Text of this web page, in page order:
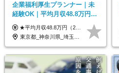
企業福利厚生プランナー｜未
経験OK｜平均月収48.8万円｜
リモートOK｜残業ほぼなし｜
転勤なし｜女性活躍中
★平均月収48.8万円（2025年度実績） ★安心の固定給＋賞与年2回＋インセンティブ！手当も充実 月給21万円～23万円＋諸手当＋インセンティブ＋賞与年2回 ※給与は年間平均の税込定例給与です。賞与は含みません。 ※約3週間の研修期間中は日当8000円を支給いたします。 ※試用期間6ヵ月あり（期間中の条件変更なし） ◆東京・神奈川・千葉・埼玉・愛知（一部）・京都・大阪・兵庫（一部）：月給23万円以上 ◆静岡（一部）・三重・岐阜：月給22万円以上 ◆上記以外の地域：月給21万円以上
東京都_神奈川県_埼玉県_千葉県_大阪府_愛知県_北海道_青森県_岩手県_宮城県_秋田県_山形県_福島県_茨城県_栃木県_群馬県_新潟県_山梨県_長野県_富山県_石川県_福井県_静岡県_岐阜県_三重県_兵庫県_京都府_滋賀県_奈良県_和歌山県_広島県_岡山県_鳥取県_島根県_山口県_徳島県_香川県_愛媛県_高知県_福岡県_熊本県_佐賀県_長崎県_大分県_宮崎県_鹿児島県_沖縄県